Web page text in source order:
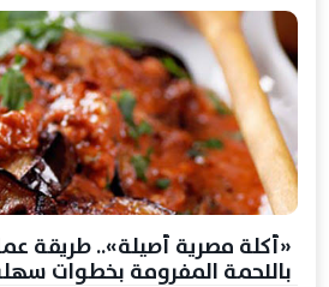
«أكلة مصرية أصيلة».. طريقة
باللحمة المفرومة بخطوات